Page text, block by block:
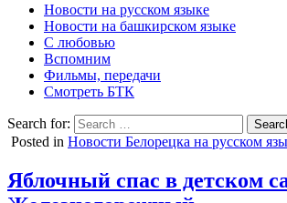
Новости на русском языке
Новости на башкирском языке
С любовью
Вспомним
Фильмы, передачи
Смотреть БТК
Search for:
Posted in Новости Белорецка на русском
Яблочный спас в детском